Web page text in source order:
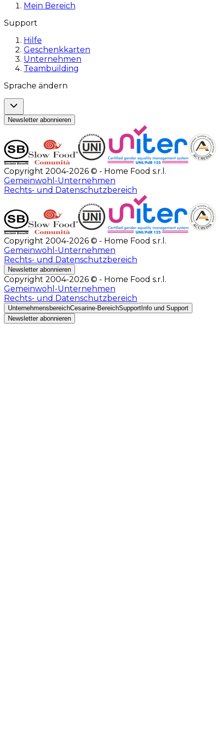
Mein Bereich
Support
Hilfe
Geschenkkarten
Unternehmen
Teambuilding
Sprache ändern
Newsletter abonnieren
Copyright 2004-2026 © - Home Food s.r.l.
Gemeinwohl-Unternehmen
Rechts- und Datenschutzbereich
Copyright 2004-2026 © - Home Food s.r.l.
Gemeinwohl-Unternehmen
Rechts- und Datenschutzbereich
Newsletter abonnieren
Copyright 2004-2026 © - Home Food s.r.l.
Gemeinwohl-Unternehmen
Rechts- und Datenschutzbereich
UnternehmensbereichCesarine-BereichSupport Info und Support
Newsletter abonnieren